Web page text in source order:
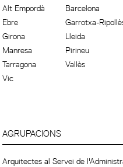
Alt Empordà
Barcelona
Ebre
Garrotxa-
Girona
Lleida
Manresa
Pirineu
Tarragona
Vallès
Vic
AGRUPACIONS
Arquitectes al Servei de